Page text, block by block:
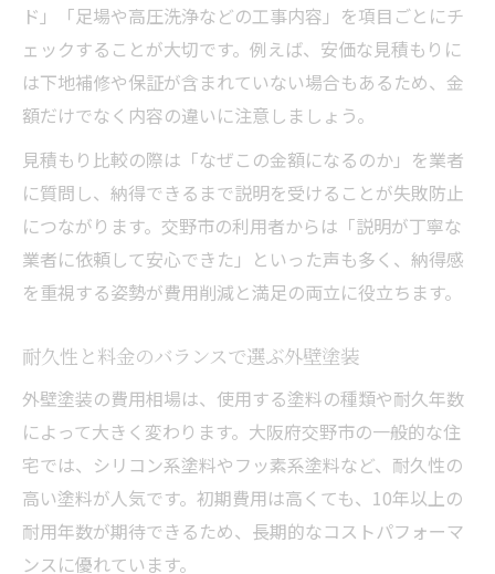
ド」「足場や高圧洗浄などの工事内容」を項目ごとにチ
ェックすることが大切です。例えば、安価な見積もりに
は下地補修や保証が含まれていない場合もあるため、金
額だけでなく内容の違いに注意しましょう。
見積もり比較の際は「なぜこの金額になるのか」を業者
に質問し、納得できるまで説明を受けることが失敗防止
につながります。交野市の利用者からは「説明が丁寧な
業者に依頼して安心できた」といった声も多く、納得感
を重視する姿勢が費用削減と満足の両立に役立ちます。
耐久性と料金のバランスで選ぶ外壁塗装
外壁塗装の費用相場は、使用する塗料の種類や耐久年数
によって大きく変わります。大阪府交野市の一般的な住
宅では、シリコン系塗料やフッ素系塗料など、耐久性の
高い塗料が人気です。初期費用は高くても、10年以上の
耐用年数が期待できるため、長期的なコストパフォーマ
ンスに優れています。